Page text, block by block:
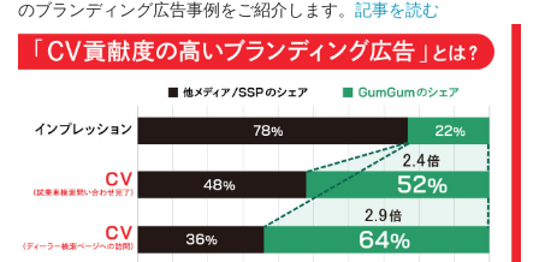
のブランディング広告事例をご紹介します。 記事を読む